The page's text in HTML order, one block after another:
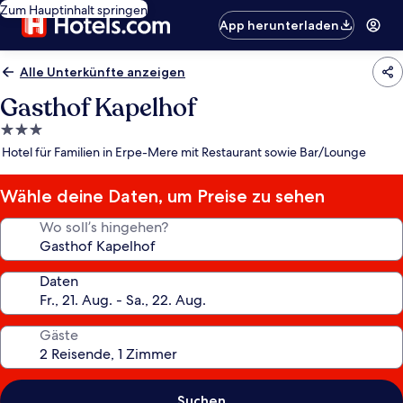
Zum Hauptinhalt springen
App herunterladen
Alle Unterkünfte anzeigen
Gasthof Kapelhof
3.0-
Sterne-
Hotel für Familien in Erpe-Mere mit Restaurant sowie Bar/Lounge
Wähle deine Daten, um Preise zu sehen
Wo soll’s hingehen?
Daten
Gäste